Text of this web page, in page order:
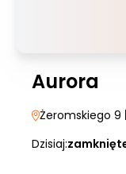
Aurora
Żeromskiego 9
Dzisiaj: